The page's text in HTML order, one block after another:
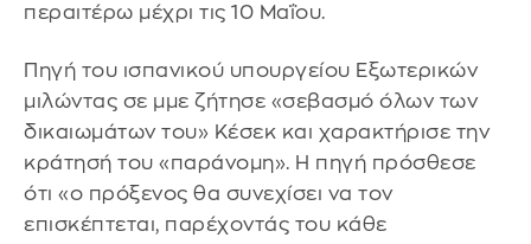
περαιτέρω μέχρι τις 10 Μαΐου.
Πηγή του ισπανικού υπουργείου Εξωτερικών
μιλώντας σε μμε ζήτησε «σεβασμό όλων των
δικαιωμάτων του» Κέσεκ και χαρακτήρισε την
κράτησή του «παράνομη». Η πηγή πρόσθεσε
ότι «ο πρόξενος θα συνεχίσει να τον
επισκέπτεται, παρέχοντάς του κάθε